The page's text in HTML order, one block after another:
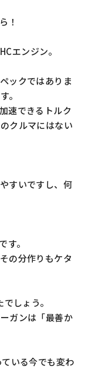
！
エンジン。
ックではありま
。
速できるトルク
クルマにはない
すいですし、何
す。
の分作りもケタ
しょう。
ガンは「最善か
いる今でも変わ